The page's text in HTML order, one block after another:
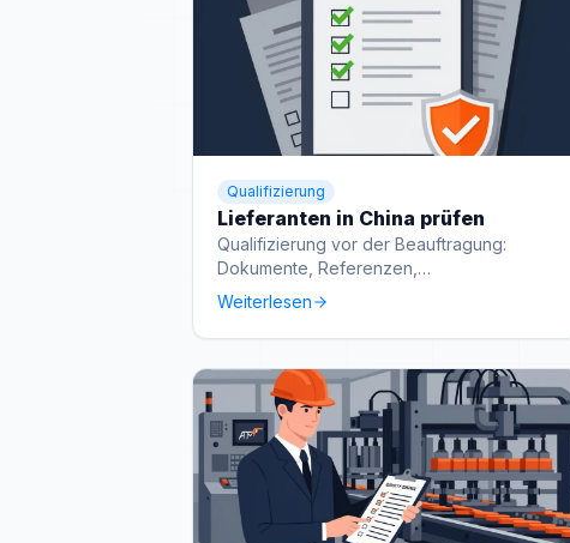
Qualifizierung
Lieferanten in China prüfen
Qualifizierung vor der Beauftragung:
Dokumente, Referenzen,
Produktionsfähigkeit und Warnsignale.
Weiterlesen